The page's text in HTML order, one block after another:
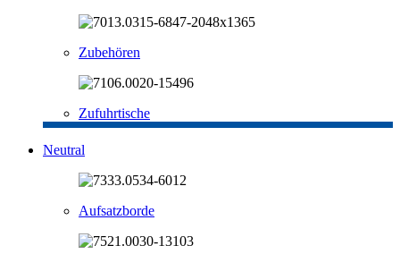
Zubehören
Zufuhrtische
Neutral
Aufsatzborde